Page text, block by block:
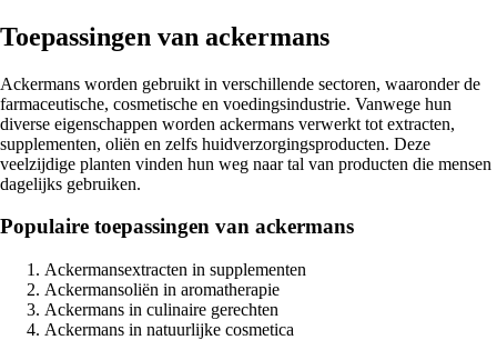
Toepassingen van ackermans
Ackermans worden gebruikt in verschillende sectoren, waaronder de
farmaceutische, cosmetische en voedingsindustrie. Vanwege hun
diverse eigenschappen worden ackermans verwerkt tot extracten,
supplementen, oliën en zelfs huidverzorgingsproducten. Deze
veelzijdige planten vinden hun weg naar tal van producten die mensen
dagelijks gebruiken.
Populaire toepassingen van ackermans
Ackermansextracten in supplementen
Ackermansoliën in aromatherapie
Ackermans in culinaire gerechten
Ackermans in natuurlijke cosmetica